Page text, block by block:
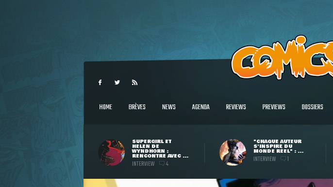
HOME BRÈVES NEWS AGENDA REVIEWS PREVIEWS DOSSIERS
SUPERGIRL ET
HELEN DE
WYNDHORN :
RENCONTRE AVEC ...
INTERVIEW 4
"CHAQUE AUTEUR
S'INSPIRE DU
MONDE RÉEL" : ...
INTERVIEW 1